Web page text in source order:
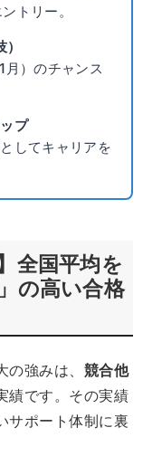
トリー。
）のチャンス
プ
してキャリアを
全国平均を
の高い合格
強みは、 競合他
績です。その実績
サポート体制に裏